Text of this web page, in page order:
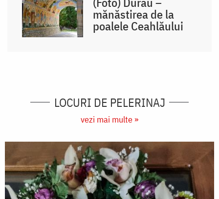
mănăstirea de la
poalele Ceahlăului
LOCURI DE PELERINAJ
vezi mai multe »